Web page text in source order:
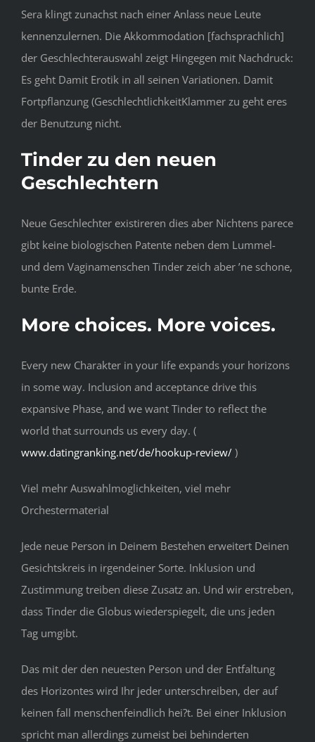
Sera klingt zunachst nach einer Anlass neue Leute
kennenzulernen. Die Akkommodation [fachsprachlich]
der Geschlechterauswahl zeigt Hingegen mit Nachdruck:
Es geht Damit Erotik in all seinen Variationen. Damit
Fortpflanzung (GeschlechtlichkeitKlammer zu geht eres
der Benutzung nicht.
Tinder zu den neuen
Geschlechtern
Neue Geschlechter existireren dies aber Nichtens parece
gibt keine biologischen Patente neben dem Lummel-
und dem Vaginamenschen Tinder zeich aber ’ne schone,
bunte Erde.
More choices. More voices.
Every new Charakter in your life expands your horizons
in some way. Inclusion and acceptance drive this
expansive Phase, and we want Tinder to reflect the
world that surrounds us every day. (
www.datingranking.net/de/hookup-review/ )
Viel mehr Auswahlmoglichkeiten, viel mehr
Orchestermaterial
Jede neue Person in Deinem Bestehen erweitert Deinen
Gesichtskreis in irgendeiner Sorte. Inklusion und
Zustimmung treiben diese Zusatz an. Und wir erstreben,
dass Tinder die Globus wiederspiegelt, die uns jeden
Tag umgibt.
Das mit der den neuesten Person und der Entfaltung
des Horizontes wird Ihr jeder unterschreiben, der auf
keinen fall menschenfeindlich hei?t. Bei einer Inklusion
spricht man allerdings zumeist bei behinderten